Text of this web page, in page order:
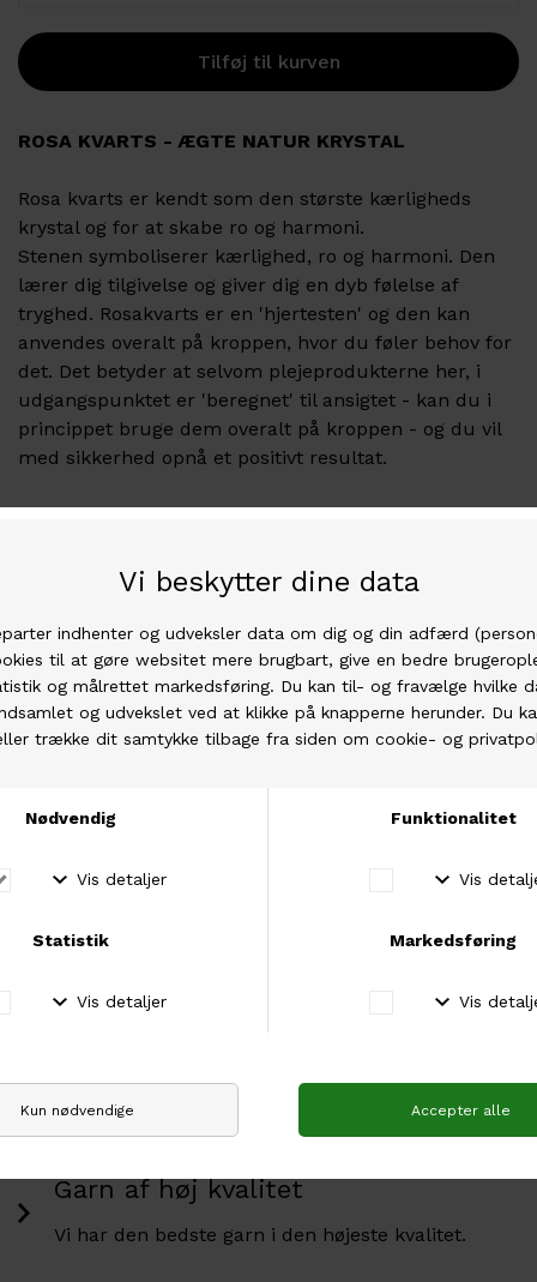
ROSA KVARTS - ÆGTE NATUR KRYSTAL
Rosa kvarts er kendt som den største kærligheds
krystal og for at skabe ro og harmoni.
Stenen symboliserer kærlighed, ro og harmoni. Den
lærer dig tilgivelse og giver dig en dyb følelse af
tryghed. Rosakvarts er en 'hjertesten' og den kan
anvendes overalt på kroppen, hvor du føler behov for
det. Det betyder at selvom plejeprodukterne her, i
udgangspunktet er 'beregnet' til ansigtet - kan du i
princippet bruge dem overalt på kroppen - og du vil
med sikkerhed opnå et positivt resultat.
Øjnmassage Pennen:
Kvarts og guld 'look', som med sine blide vibrationer,
(6000 per minut) giver stimulerende massage rundt
om øjnene. Den anbefales til at påsmøring af
ansigtsprodukter, for at nå dybere ind i huden.
Massage omkring øjnene
Øger blodcirkulationen
Giver kølende effekt
æsken, vi anbefaler et genopladelig batteri.
genbrugspap.
Garn af høj kvalitet
Vi har den bedste garn i den højeste kvalitet.